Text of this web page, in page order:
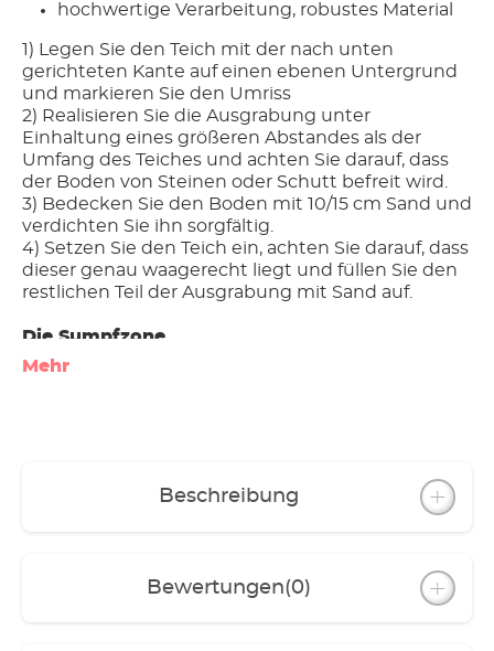
hochwertige Verarbeitung, robustes Material
1) Legen Sie den Teich mit der nach unten
gerichteten Kante auf einen ebenen Untergrund
und markieren Sie den Umriss
2) Realisieren Sie die Ausgrabung unter
Einhaltung eines größeren Abstandes als der
Umfang des Teiches und achten Sie darauf, dass
der Boden von Steinen oder Schutt befreit wird.
3) Bedecken Sie den Boden mit 10/15 cm Sand und
verdichten Sie ihn sorgfältig.
4) Setzen Sie den Teich ein, achten Sie darauf, dass
dieser genau waagerecht liegt und füllen Sie den
restlichen Teil der Ausgrabung mit Sand auf.
Die Sumpfzone
Beispiel die Sumpfdotterblume oder verschiedene
Diese Zone schließt nahtlos an die Sumpfzone an.
Mehr
Beschreibung
Bewertungen(0)